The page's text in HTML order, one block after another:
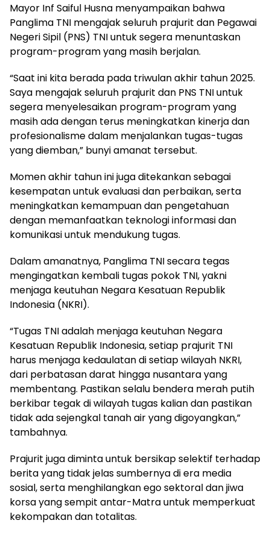
Mayor Inf Saiful Husna menyampaikan bahwa
Panglima TNI mengajak seluruh prajurit dan Pegawai
Negeri Sipil (PNS) TNI untuk segera menuntaskan
program-program yang masih berjalan.
“Saat ini kita berada pada triwulan akhir tahun 2025.
Saya mengajak seluruh prajurit dan PNS TNI untuk
segera menyelesaikan program-program yang
masih ada dengan terus meningkatkan kinerja dan
profesionalisme dalam menjalankan tugas-tugas
yang diemban,” bunyi amanat tersebut.
Momen akhir tahun ini juga ditekankan sebagai
kesempatan untuk evaluasi dan perbaikan, serta
meningkatkan kemampuan dan pengetahuan
dengan memanfaatkan teknologi informasi dan
komunikasi untuk mendukung tugas.
Dalam amanatnya, Panglima TNI secara tegas
mengingatkan kembali tugas pokok TNI, yakni
menjaga keutuhan Negara Kesatuan Republik
Indonesia (NKRI).
“Tugas TNI adalah menjaga keutuhan Negara
Kesatuan Republik Indonesia, setiap prajurit TNI
harus menjaga kedaulatan di setiap wilayah NKRI,
dari perbatasan darat hingga nusantara yang
membentang. Pastikan selalu bendera merah putih
berkibar tegak di wilayah tugas kalian dan pastikan
tidak ada sejengkal tanah air yang digoyangkan,”
tambahnya.
Prajurit juga diminta untuk bersikap selektif terhadap
berita yang tidak jelas sumbernya di era media
sosial, serta menghilangkan ego sektoral dan jiwa
korsa yang sempit antar-Matra untuk memperkuat
kekompakan dan totalitas.